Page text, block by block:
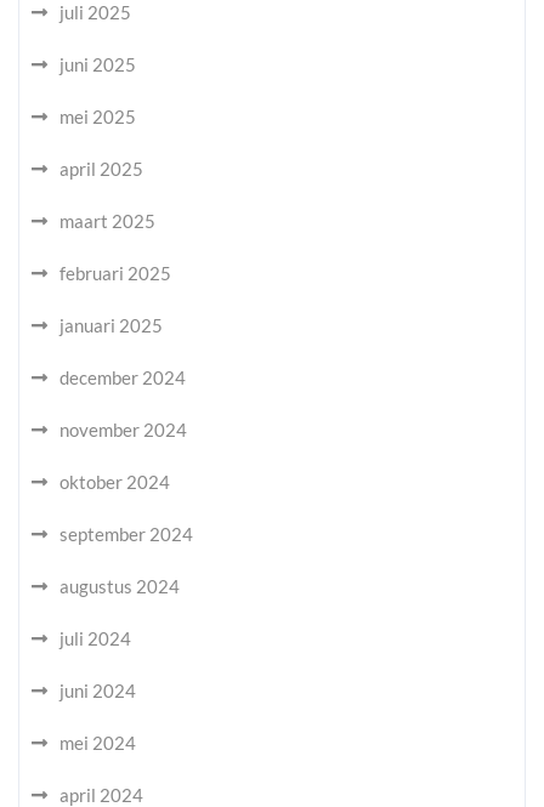
juli 2025
juni 2025
mei 2025
april 2025
maart 2025
februari 2025
januari 2025
december 2024
november 2024
oktober 2024
september 2024
augustus 2024
juli 2024
juni 2024
mei 2024
april 2024